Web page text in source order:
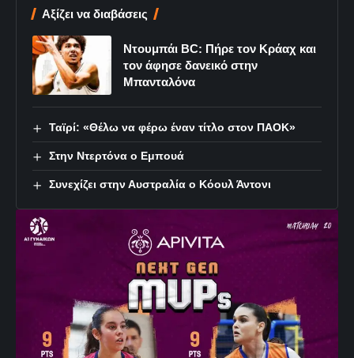
Αξίζει να διαβάσεις
Ντουμπάι BC: Πήρε τον Κράαχ και
τον άφησε δανεικό στην
Μπανταλόνα
Ταϊρί: «Θέλω να φέρω έναν τίτλο στον ΠΑΟΚ»
Στην Ντερτόνα ο Εμπουά
Συνεχίζει στην Αυστραλία ο Κόουλ Άντονι